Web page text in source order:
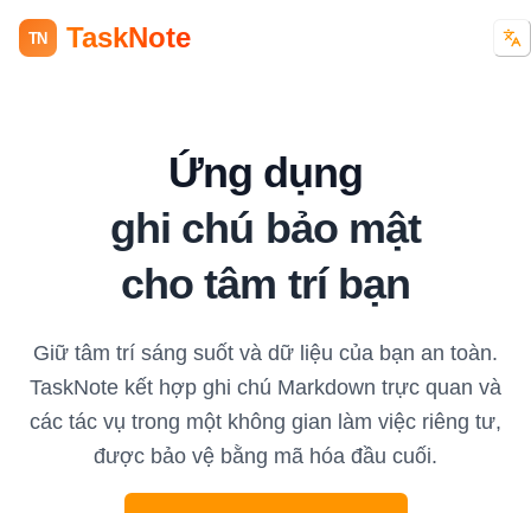
TN TaskNote
Ứng dụng
ghi chú bảo mật
cho tâm trí bạn
Giữ tâm trí sáng suốt và dữ liệu của bạn an toàn.
TaskNote kết hợp ghi chú Markdown trực quan và
các tác vụ trong một không gian làm việc riêng tư,
được bảo vệ bằng mã hóa đầu cuối.